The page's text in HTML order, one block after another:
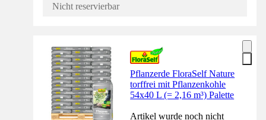
Nicht reservierbar
Pflanzerde FloraSelf Nature
torffrei mit Pflanzenkohle
54x40 L (= 2,16 m³) Palette
Artikel wurde noch nicht